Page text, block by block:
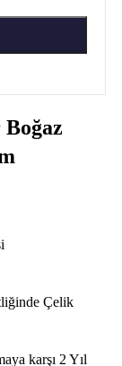
Çelik
karşı 2 Yıl